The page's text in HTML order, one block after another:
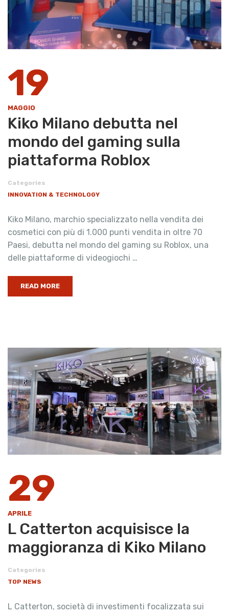
19
MAGGIO
Kiko Milano debutta nel
mondo del gaming sulla
piattaforma Roblox
Categories
INNOVATION & TECHNOLOGY
Kiko Milano, marchio specializzato nella vendita dei
cosmetici con più di 1.000 punti vendita in oltre 70
Paesi, debutta nel mondo del gaming su Roblox, una
delle piattaforme di videogiochi …
READ MORE
29
APRILE
L Catterton acquisisce la
maggioranza di Kiko Milano
Categories
TOP NEWS
L Catterton, società di investimenti focalizzata sui